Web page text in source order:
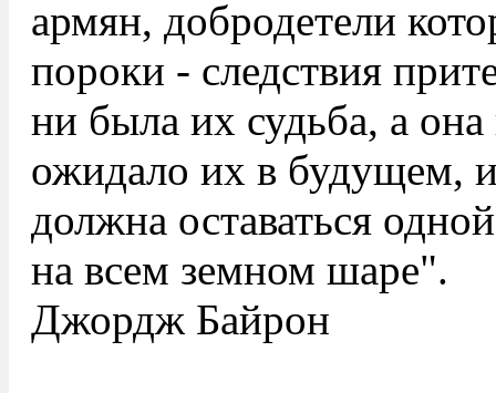
армян, добродетели
пороки - следствия
ни была их судьба, а
ожидало их в будущем,
должна оставаться
на всем земном шаре".
Джордж Байрон